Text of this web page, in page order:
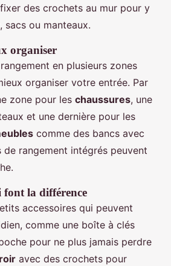
des crochets au mur pour y
sacs ou manteaux.
organiser
en plusieurs zones
organiser votre entrée. Par
zone pour les chaussures, une
et une dernière pour les
comme des bancs avec
rangement intégrés peuvent
font la différence
accessoires qui peuvent
comme une boîte à clés
pour ne plus jamais perdre
avec des crochets pour